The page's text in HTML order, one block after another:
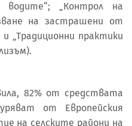
„Контрол на
на застрашени от
„Традиционни практики
82% от средствата
от Европейския
на селските райони на